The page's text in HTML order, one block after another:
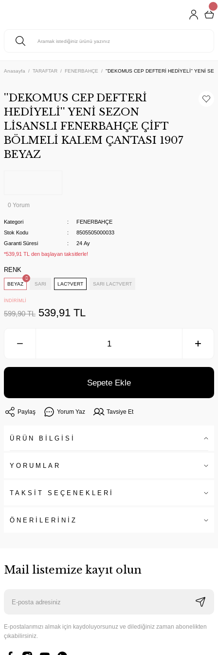
Anasayfa TARAFTAR FENERBAHÇE ''DEKOMUS CEP DEFTERİ HEDİYELİ'' YENİ
''DEKOMUS CEP DEFTERİ
HEDİYELİ'' YENİ SEZON
LİSANSLI FENERBAHÇE ÇİFT
BÖLMELİ KALEM ÇANTASI 1907
BEYAZ
0 Yorum
Kategori
FENERBAHÇE
Stok Kodu
8505505000033
Garanti Süresi
24 Ay
*539,91 TL den başlayan taksitlerle!
RENK
BEYAZ SARI LAC?VERT SARI LAC?VERT
İNDİRİMLİ
599,90 TL 539,91 TL
Sepete Ekle
Paylaş Yorum Yaz Tavsiye Et
ÜRÜN BİLGİSİ
YORUMLAR
TAKSİT SEÇENEKLERİ
ÖNERİLERİNİZ
Mail listemize kayıt olun
E-postalarımızı almak için kaydoluyorsunuz ve dilediğiniz zaman abonelikten
çıkabilirsiniz.